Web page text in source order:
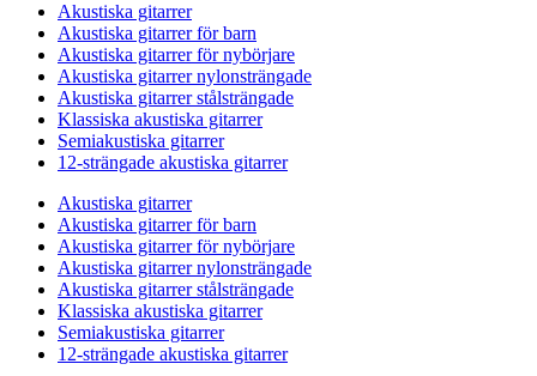
Akustiska gitarrer
Akustiska gitarrer för barn
Akustiska gitarrer för nybörjare
Akustiska gitarrer nylonsträngade
Akustiska gitarrer stålsträngade
Klassiska akustiska gitarrer
Semiakustiska gitarrer
12-strängade akustiska gitarrer
Akustiska gitarrer
Akustiska gitarrer för barn
Akustiska gitarrer för nybörjare
Akustiska gitarrer nylonsträngade
Akustiska gitarrer stålsträngade
Klassiska akustiska gitarrer
Semiakustiska gitarrer
12-strängade akustiska gitarrer